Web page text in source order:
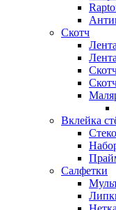
Скотч
Вклейка
Салфетки